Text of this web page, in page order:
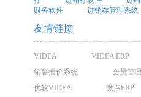
财务软件
进销存管理系统
友情链接
VIDEA VIDEA ERP
销售报价系统
会员管
优软VIDEA
微点ERP